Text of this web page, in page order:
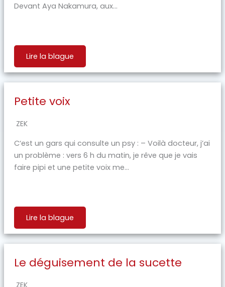
Devant Aya Nakamura, aux...
Lire la blague
Petite voix
ZEK
C‘est un gars qui consulte un psy : – Voilà docteur, j’ai
un problème : vers 6 h du matin, je rêve que je vais
faire pipi et une petite voix me...
Lire la blague
Le déguisement de la sucette
ZEK